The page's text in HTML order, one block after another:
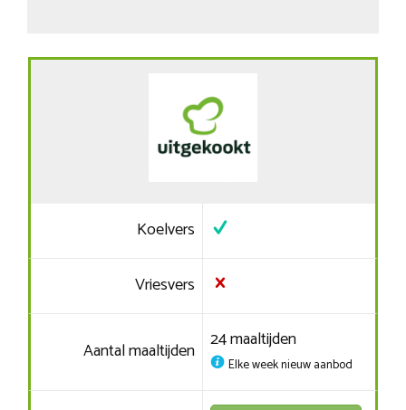
Koelvers
Vriesvers
Aantal maaltijden 24 maaltijden
Elke week nieuw aanbod